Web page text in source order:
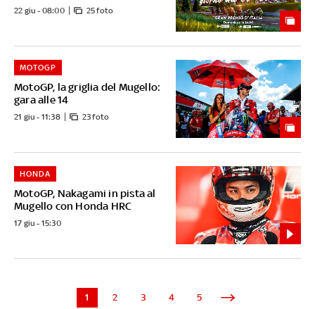
22 giu - 08:00 25 foto
MotoGP, la griglia del Mugello:
gara alle 14
MOTOGP
21 giu - 11:38 23 foto
MotoGP, Nakagami in pista al
Mugello con Honda HRC
HONDA
17 giu - 15:30
1 2 3 4 5